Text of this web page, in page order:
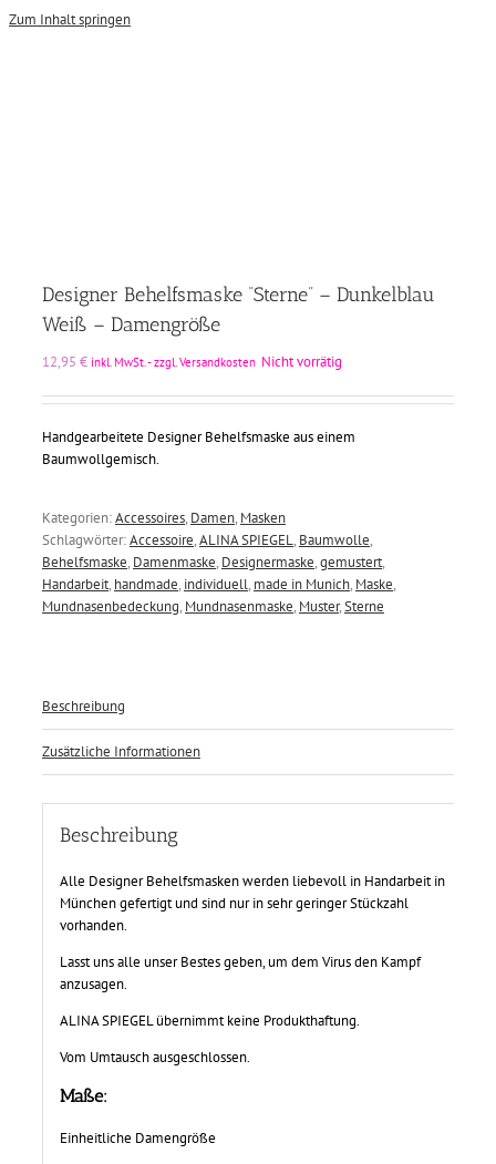
Zum Inhalt springen
Designer Behelfsmaske “Sterne” – Dunkelblau
Weiß – Damengröße
12,95 € inkl. MwSt. - zzgl. Versandkosten Nicht vorrätig
Handgearbeitete Designer Behelfsmaske aus einem
Baumwollgemisch.
Kategorien:Accessoires, Damen, Masken
Schlagwörter:Accessoire,ALINA SPIEGEL, Baumwolle,
Behelfsmaske, Damenmaske, Designermaske,gemustert,
Handarbeit, handmade, individuell, made in Munich, Maske,
Mundnasenbedeckung, Mundnasenmaske, Muster,Sterne
Beschreibung
Zusätzliche Informationen
Beschreibung
Alle Designer Behelfsmasken werden liebevoll in Handarbeit in
München gefertigt und sind nur in sehr geringer Stückzahl
vorhanden.
Lasst uns alle unser Bestes geben, um dem Virus den Kampf
anzusagen.
ALINA SPIEGEL übernimmt keine Produkthaftung.
Vom Umtausch ausgeschlossen.
Maße:
Einheitliche Damengröße